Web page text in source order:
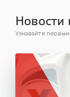
Новости
Узнавайте